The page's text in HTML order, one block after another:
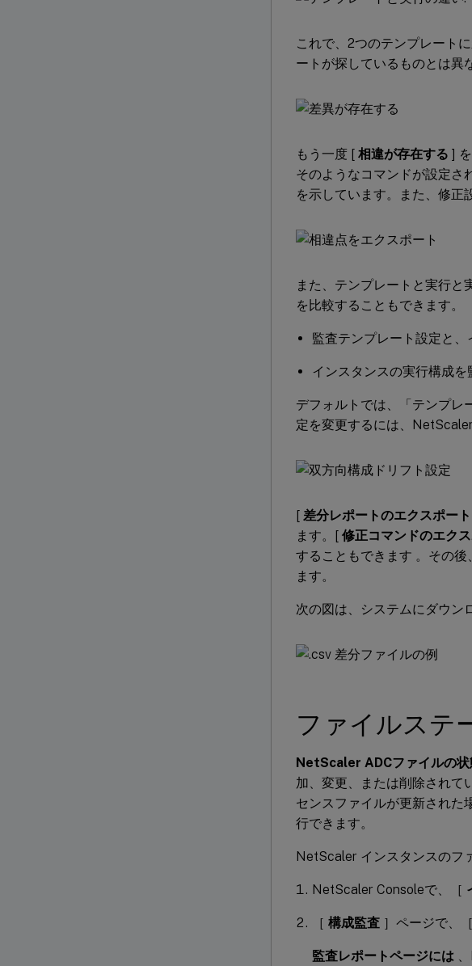
これで、2つのテンプレート
ートが探しているものとは異
もう一度 [ 相違が存在する ]
そのようなコマンドが設定さ
を示しています。また、修正
また、テンプレートと実行と
を比較することもできます。
監査テンプレート設定と、
インスタンスの実行構成を
デフォルトでは、「テンプレ
定を変更するには、
[ 差分レポートのエクスポート
ます。[ 修正コマンドのエク
することもできます 。その
ます。
次の図は、システムにダウン
ファイルステ
NetScaler ADCファイルの状
加、変更、または削除されて
センスファイルが更新された
行できます。
NetScaler インスタンスのフ
NetScaler Consoleで、［
［ 構成監査 ］ページで、［
監査レポートページには